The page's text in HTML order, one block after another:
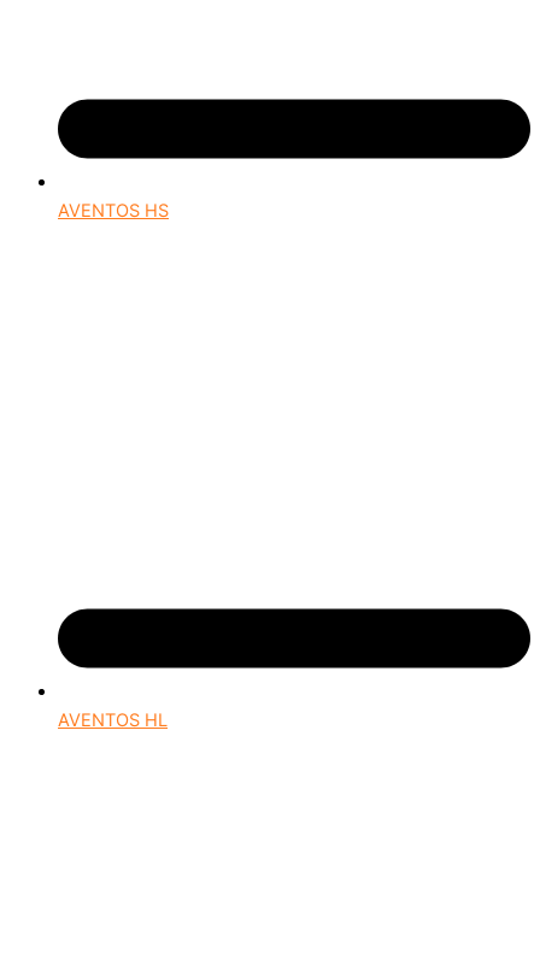
AVENTOS HS
AVENTOS HL